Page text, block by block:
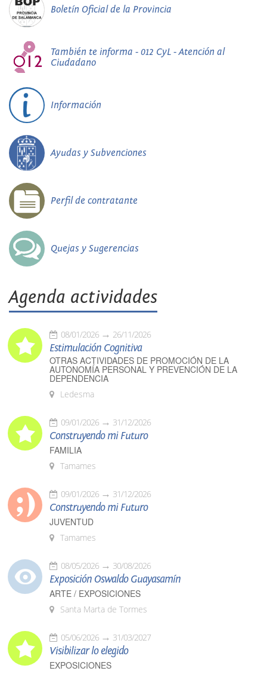
Boletín Oficial de la Provincia
También te informa - 012 CyL - Atención al
Ciudadano
Información
Ayudas y Subvenciones
Perfil de contratante
Quejas y Sugerencias
Agenda actividades
08/01/2026 26/11/2026
Estimulación Cognitiva
OTRAS ACTIVIDADES DE PROMOCIÓN DE LA
AUTONOMÍA PERSONAL Y PREVENCIÓN DE LA
DEPENDENCIA
Ledesma
09/01/2026 31/12/2026
Construyendo mi Futuro
FAMILIA
Tamames
09/01/2026 31/12/2026
Construyendo mi Futuro
JUVENTUD
Tamames
08/05/2026 30/08/2026
Exposición Oswaldo Guayasamín
ARTE / EXPOSICIONES
Santa Marta de Tormes
05/06/2026 31/03/2027
Visibilizar lo elegido
EXPOSICIONES